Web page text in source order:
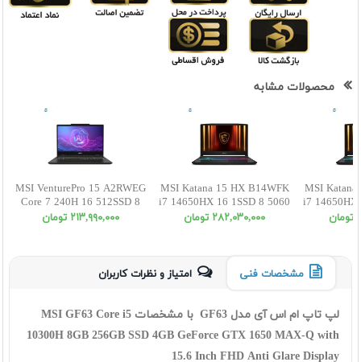
محصولات مشابه
MSI VenturePro 15 A2RWEG
Core 7 240H 16 512SSD 8
5050 FHD
٢١٣,٩٩٠,٠٠٠ تومان
MSI Katana 15 HX B14WFK
i7 14650HX 16 1SSD 8 5060
FHD
٢٨٢,٠٣٠,٠٠٠ تومان
MSI
i7 14650HX
مشخصات فنی امتیاز و نظرات کاربران
لپ تاپ ام اس آی مدل GF63 با مشخصات MSI GF63 Core i5
10300H 8GB 256GB SSD 4GB GeForce GTX 1650 MAX-Q with
15.6 Inch FHD Anti Glare Display